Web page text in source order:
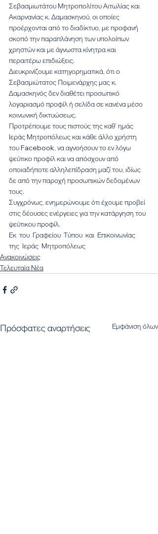
Σεβασμιωτάτου Μητροπολίτου Αιτωλίας και
Ακαρνανίας κ. Δαμασκηνού, οι οποίες
προέρχονται από το διαδίκτυο, με προφανή
σκοπό την παραπλάνηση των υπολοίπων
χρηστών και με άγνωστα κίνητρα και
περαιτέρω επιδιώξεις.
Διευκρινίζουμε κατηγορηματικά, ότι ο
Σεβασμιώτατος Ποιμενάρχης μας κ.
Δαμασκηνός δεν διαθέτει προσωπικό
λογαριασμό προφίλ ή σελίδα σε κανένα μέσο
κοινωνική δικτυώσεως.
Προτρέπουμε τους πιστούς της καθ’ ημάς
Ιεράς Μητροπόλεως και κάθε άλλο χρήστη
του Facebook, να αγνοήσουν το εν λόγω
ψεύτικο προφίλ και να απόσχουν από
οποιαδήποτε αλληλεπίδραση μαζί του, ιδίως
δε από την παροχή προσωπικών δεδομένων
τους.
Συγχρόνως, ενημερώνουμε ότι έχουμε προβεί
στις δέουσες ενέργειες για την κατάργηση του
ψεύτικου προφίλ.
Εκ  του  Γραφείου  Τύπου  και  Επικοινωνίας
της  Ιεράς  Μητροπόλεως
Ανακοινώσεις
Τελευταία Νέα
Πρόσφατες αναρτήσεις Εμφάνιση όλων